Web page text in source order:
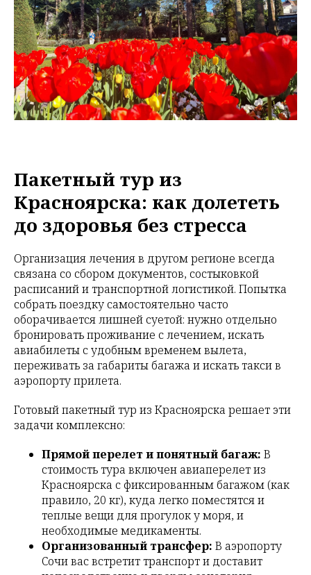
Пакетный тур из
Красноярска: как долететь
до здоровья без стресса
Организация лечения в другом регионе всегда
связана со сбором документов, состыковкой
расписаний и транспортной логистикой. Попытка
собрать поездку самостоятельно часто
оборачивается лишней суетой: нужно отдельно
бронировать проживание с лечением, искать
авиабилеты с удобным временем вылета,
переживать за габариты багажа и искать такси в
аэропорту прилета.
Готовый пакетный тур из Красноярска решает эти
задачи комплексно:
Прямой перелет и понятный багаж: В
стоимость тура включен авиаперелет из
Красноярска с фиксированным багажом (как
правило, 20 кг), куда легко поместятся и
теплые вещи для прогулок у моря, и
необходимые медикаменты.
Организованный трансфер: В аэропорту
Сочи вас встретит транспорт и доставит